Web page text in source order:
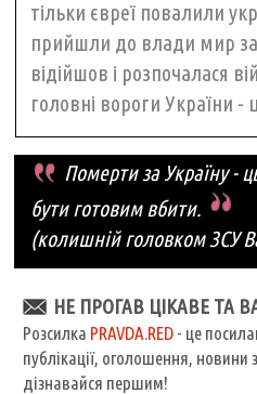
тільки євреї повалили
прийшли до влади мир
відійшов і розпочалася
головні вороги України -
Померти за Україну -
бути готовим вбити.
(колишній головком ЗСУ
НЕ ПРОГАВ ЦІКАВЕ ТА
Розсилка PRAVDA.RED- це
публікації, оголошення,
дізнавайся першим!